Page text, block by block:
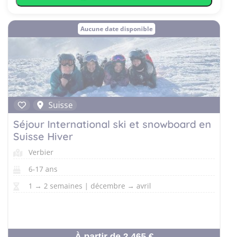
Aucune date disponible
Suisse
Séjour International ski et snowboard en
Suisse Hiver
Verbier
6-17 ans
1 → 2 semaines | décembre → avril